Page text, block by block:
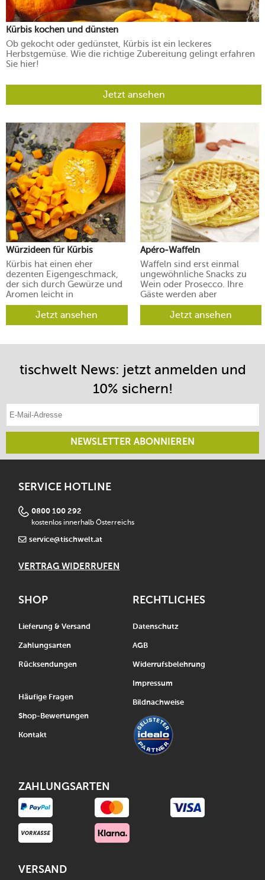
Kürbis kochen und dünsten
Ob gekocht oder gedünstet, Kürbis ist ein leckeres
Herbstgemüse. Wie die richtige Zubereitung gelingt erfahren
Sie hier!
Jetzt ansehen
Würzideen für Kürbis
Kürbis hat einen eher
dezenten Eigengeschmack,
der sich durch Gewürze und
Aromen leicht in
verschiedene Richtungen
lenken lässt.Jetzt ansehen
Apéro-Waffeln
Waffeln sind erst einmal
ungewöhnliche Snacks zu
Wein oder Prosecco. Ihre
Gäste werden aber
begeistert sein.
Jetzt ansehen
tischwelt News: jetzt anmelden und
10% sichern!
NEWSLETTER ABONNIEREN
SERVICE HOTLINE
0800 100 292
kostenlos innerhalb Österreichs
service@tischwelt.at
VERTRAG WIDERRUFEN
SHOP
Lieferung & Versand
Zahlungsarten
Rücksendungen
Häufige Fragen
Shop-Bewertungen
Kontakt
RECHTLICHES
Datenschutz
AGB
Widerrufsbelehrung
Impressum
Bildnachweise
ZAHLUNGSARTEN
VERSAND